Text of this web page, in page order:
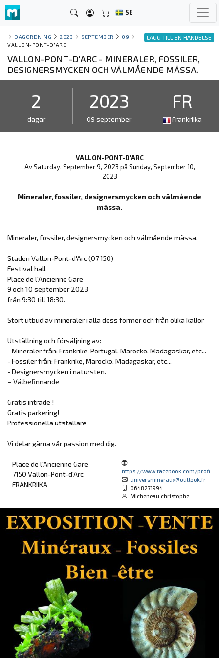
SE
LÄGG TILL EN HÄNDELSE
DAGORDNING 2023 SEPTEMBER
09
VALLON-PONT-D'ARC
VALLON-PONT-D'ARC - MINERALER, FOSSILER,
DESIGNERSMYCKEN OCH VÄLMÅENDE MÄSSA.
2
dagar
2023
09 september
FR
Frankriika
VALLON-PONT-D'ARC
Av Saturday, September 9, 2023 på Sunday, September 10,
2023
Mineraler, fossiler, designersmycken och välmående
mässa.
Mineraler, fossiler, designersmycken och välmående mässa.
Staden Vallon-Pont-d'Arc (07 150)
Festival hall
Place de l'Ancienne Gare
9 och 10 september 2023
från 9:30 till 18:30.
Stort utbud av mineraler i alla dess former och från olika källor
Utställning och försäljning av:
- Mineraler från: Frankrike, Portugal, Marocko, Madagaskar, etc...
- Fossiler från: Frankrike, Marocko, Madagaskar, etc...
- Designersmycken i natursten.
– Välbefinnande
Gratis inträde !
Gratis parkering!
Professionella utställare
Vi delar gärna vår passion med dig.
Place de l'Ancienne Gare
7150 Vallon-Pont-d'Arc
FRANKRIIKA
https://www.facebook.com/profi...
universmineraux@outlook.fr
0648271994
Micheneau christophe